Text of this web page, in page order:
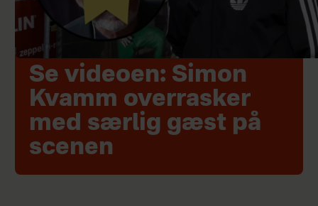
Se videoen: Simon
Kvamm overrasker
med særlig gæst på
scenen